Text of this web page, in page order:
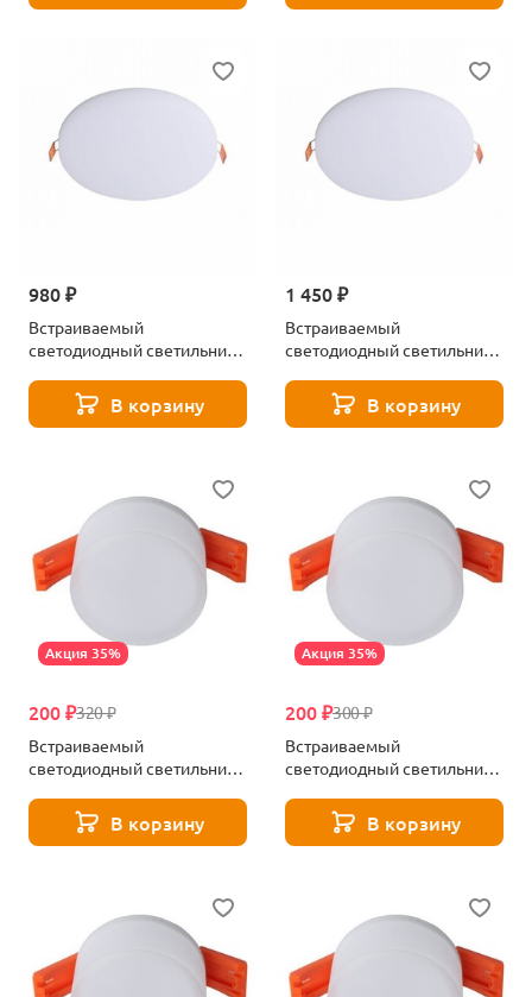
980 ₽
Встраиваемый
светодиодный светильник
В корзину
1 450 ₽
Встраиваемый
светодиодный светильник
В корзину
Акция 35%
320 ₽
200 ₽
Встраиваемый
светодиодный светильник
В корзину
Акция 35%
300 ₽
200 ₽
Встраиваемый
светодиодный светильник
В корзину